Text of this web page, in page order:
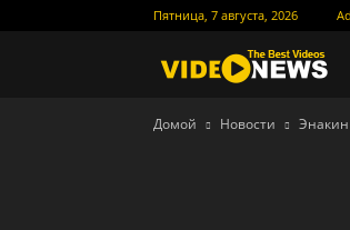
Пятница, 7 августа, 2026
Домой Новости Энакин